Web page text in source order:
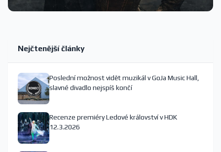
Nejčtenější články
Poslední možnost vidět muzikál v GoJa Music Hall,
slavné divadlo nejspíš končí
Recenze premiéry Ledové království v HDK
12.3.2026